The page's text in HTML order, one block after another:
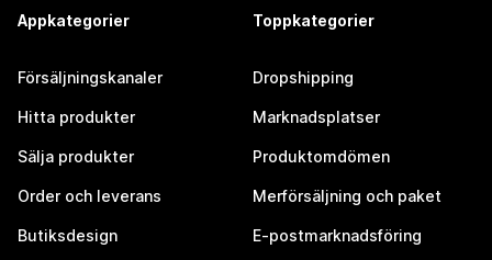
Appkategorier
Försäljningskanaler
Hitta produkter
Sälja produkter
Order och leverans
Butiksdesign
Toppkategorier
Dropshipping
Marknadsplatser
Produktomdömen
Merförsäljning och paket
E-postmarknadsföring